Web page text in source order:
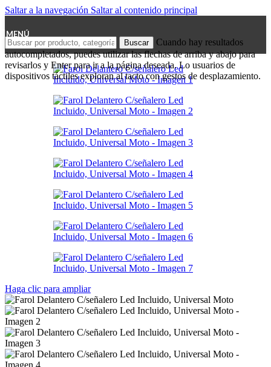
Saltar a la navegación Saltar al contenido principal
MENÚ
Buscar
Cuando hay resultados
autocompletados, puedes utilizar las flechas de arriba y abajo para
revisarlos y Enter para ir a la página deseada. Lo usuarios de
dispositivos táctiles exploran al tacto con gestos de desplazamiento.
Haga clic para ampliar